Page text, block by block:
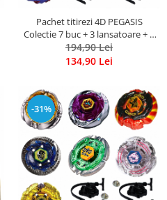
Pachet titirezi 4D PEGASIS
Colectie 7 buc + 3 lansatoare + 2
varfuri metalice: BB105 Big Bang,
BB121A Wing, 3011B Astro, 3013-
Galaxy
194,90 Lei
134,90 Lei
-31%